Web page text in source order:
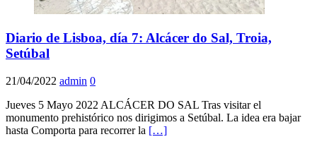
Diario de Lisboa, día 7: Alcácer do Sal, Troia,
Setúbal
21/04/2022 admin 0
Jueves 5 Mayo 2022 ALCÁCER DO SAL Tras visitar el
monumento prehistórico nos dirigimos a Setúbal. La idea era bajar
hasta Comporta para recorrer la […]